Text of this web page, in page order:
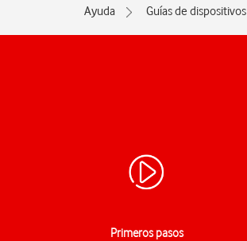
Ayuda Guías de dispositivos
Primeros pasos